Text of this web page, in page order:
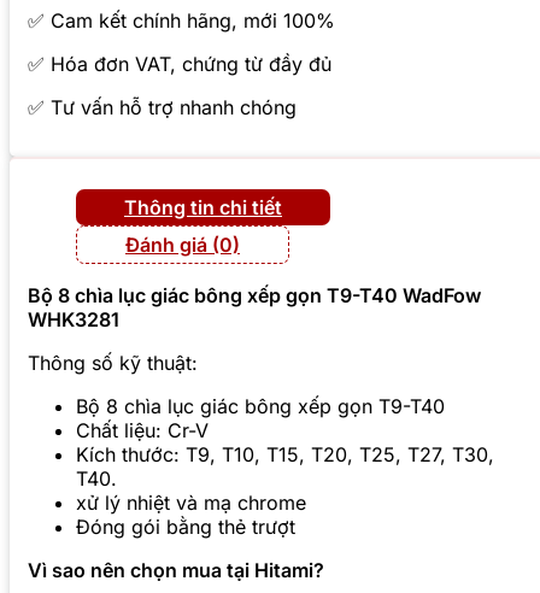
✅ Cam kết chính hãng, mới 100%
✅ Hóa đơn VAT, chứng từ đầy đủ
✅ Tư vấn hỗ trợ nhanh chóng
Thông tin chi tiết
Đánh giá (0)
Bộ 8 chìa lục giác bông xếp gọn T9-T40 WadFow
WHK3281
Thông số kỹ thuật:
Bộ 8 chìa lục giác bông xếp gọn T9-T40
Chất liệu: Cr-V
Kích thước: T9, T10, T15, T20, T25, T27, T30,
T40.
xử lý nhiệt và mạ chrome
Đóng gói bằng thẻ trượt
Vì sao nên chọn mua tại Hitami?